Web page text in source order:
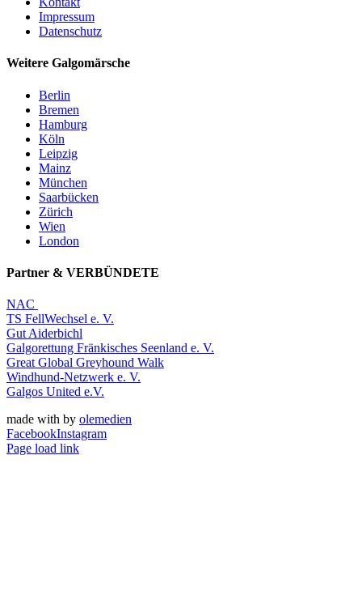
Impressum
Datenschutz
Weitere Galgomärsche
Berlin
Bremen
Hamburg
Köln
Leipzig
Mainz
München
Saarbücken
Zürich
Wien
London
Partner & VERBÜNDETE
NAC
TS FellWechsel e. V.
Gut Aiderbichl
Galgorettung Fränkisches Seenland e. V.
Great Global Greyhound Walk
Windhund-Netzwerk e. V.
Galgos United e.V.
made with by olemedien
FacebookInstagram
Page load link